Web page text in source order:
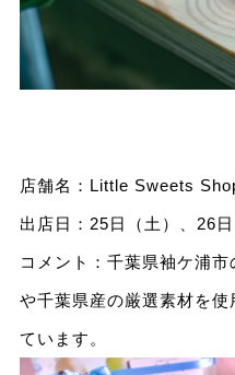
店舗名：Little Sweets
出店日：25日（土）、26日
コメント：千葉県袖ケ浦
や千葉県産の厳選素材を
ています。